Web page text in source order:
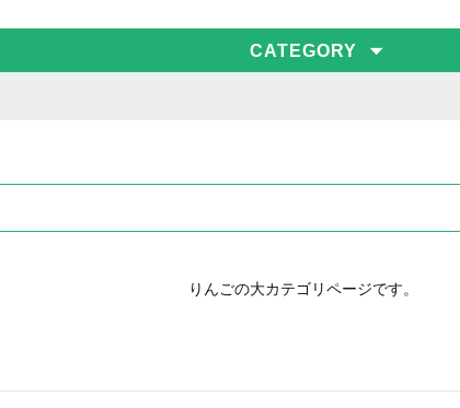
CATEGORY
りんごの大カテゴリページです。